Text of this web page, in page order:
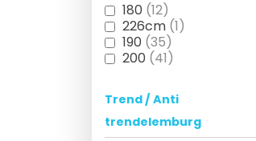
180 (12)
226cm (1)
190 (35)
200 (41)
Trend / Anti
trendelemburg